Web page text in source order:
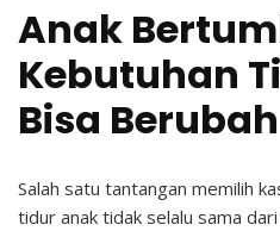
Anak
Kebutuhan
Bisa Berubah
Salah satu tantangan memilih
tidur anak tidak selalu sama